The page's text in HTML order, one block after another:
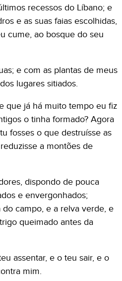
recessos do Líbano; e
e as suas faias escolhidas,
cume, ao bosque do seu
e com as plantas de meus
lugares sitiados.
que já há muito tempo eu fiz
o tinha formado? Agora
fosses o que destruísse as
a montões de
dispondo de pouca
e envergonhados;
campo, e a relva verde, e
queimado antes da
assentar, e o teu sair, e o
mim.